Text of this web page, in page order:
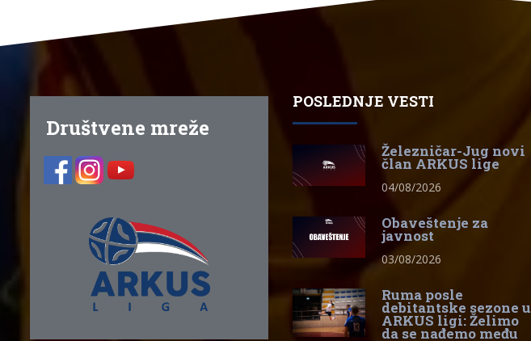
Društvene mreže
POSLEDNJE VESTI
Železničar-Jug novi
član ARKUS lige
04/08/2026
Obaveštenje za
javnost
03/08/2026
Ruma posle
debitantske sezone u
ARKUS ligi: Želimo
da se nađemo među